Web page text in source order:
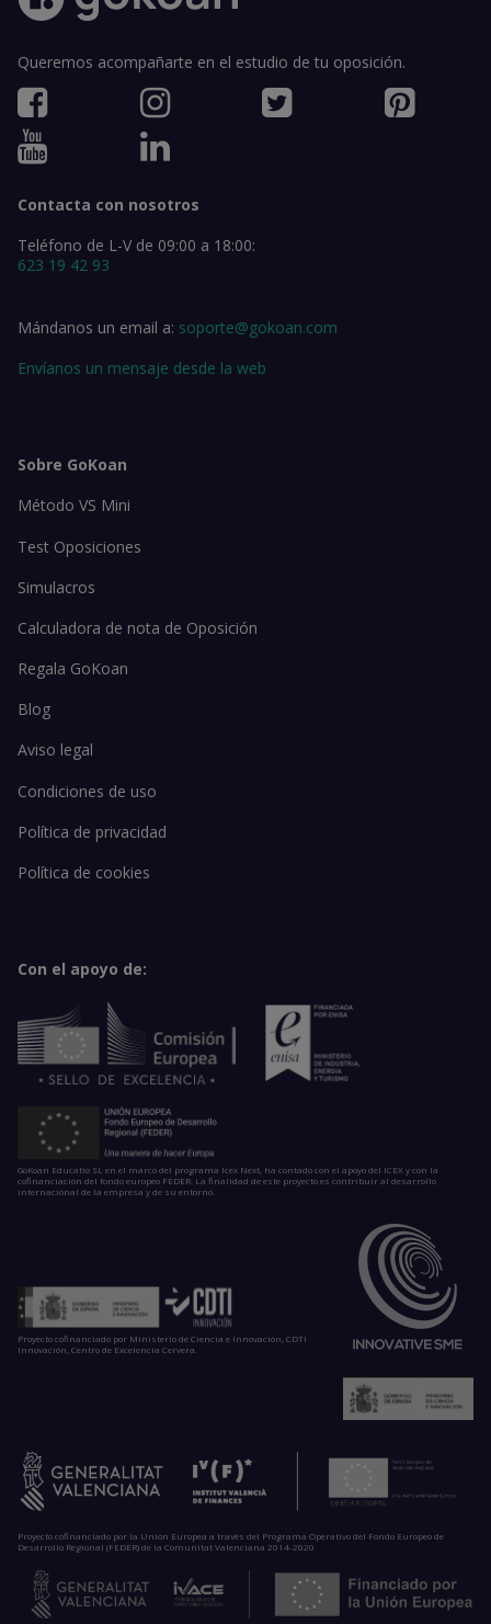
Queremos acompañarte en el estudio de tu oposición.
Contacta con nosotros
Teléfono de L-V de 09:00 a 18:00:
623 19 42 93
Mándanos un email a: soporte@gokoan.com
Envíanos un mensaje desde la web
Sobre GoKoan
Método VS Mini
Test Oposiciones
Simulacros
Calculadora de nota de Oposición
Regala GoKoan
Blog
Aviso legal
Condiciones de uso
Política de privacidad
Política de cookies
Con el apoyo de:
GoKoan Educatio SL en el marco del programa Icex Next, ha contado con el apoyo del ICEX y con la
cofinanciación del fondo europeo FEDER. La finalidad de este proyecto es contribuir al desarrollo
internacional de la empresa y de su entorno.
Proyecto cofinanciado por Ministerio de Ciencia e Innovación, CDTI
Innovación, Centro de Excelencia Cervera.
Proyecto cofinanciado por la Unión Europea a través del Programa Operativo del Fondo Europeo de
Desarrollo Regional (FEDER) de la Comunitat Valenciana 2014-2020